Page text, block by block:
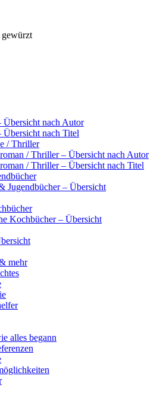
Übersicht nach Autor
Übersicht nach Titel
/ Thriller
/ Thriller – Übersicht nach Autor
/ Thriller – Übersicht nach Titel
Jugendbücher – Übersicht
Kochbücher – Übersicht
mehr
alles begann